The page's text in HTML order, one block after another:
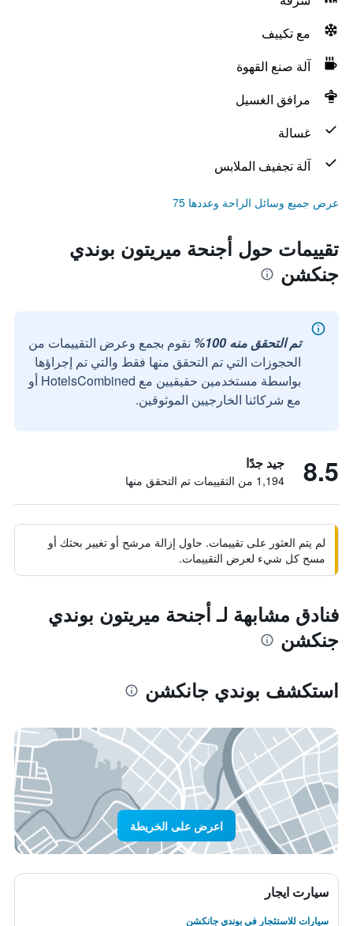
مع تكييف
آلة صنع القهوة
مرافق الغسيل
غسالة
آلة تجفيف الملابس
عرض جميع وسائل الراحة وعددها 75
تقييمات حول أجنحة ميريتون بوندي
جنكشن
تم التحقق منه 100%
نقوم بجمع وعرض التقييمات من
الحجوزات التي تم التحقق منها فقط والتي تم إجراؤها
بواسطة مستخدمين حقيقيين مع HotelsCombined أو
مع شركائنا الخارجيين الموثوقين.
8.5 جيد جدًا
1,194 من التقييمات تم التحقق منها
لم يتم العثور على تقييمات. حاول إزالة مرشح أو تغيير بحثك أو
مسح كل شيء لعرض التقييمات.
فنادق مشابهة لـ أجنحة ميريتون بوندي
جنكشن
استكشف بوندي جانكشن
اعرض على الخريطة
سيارت ايجار
سيارات للاستئجار في بوندي جانكشن